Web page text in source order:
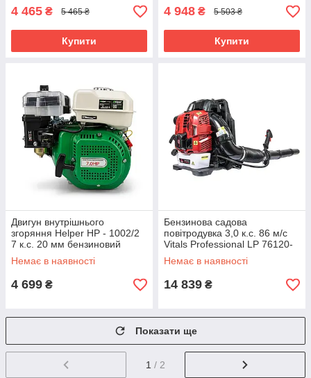
4 465 ₴ 5 465 ₴
Купити
4 948 ₴ 5 503 ₴
Купити
Двигун внутрішнього
згоряння Helper HP - 1002/2
7 к.с. 20 мм бензиновий
двигун для техніки мотор
бензиновий
Немає в наявності
4 699 ₴
Бензинова садова
повітродувка 3,0 к.с. 86 м/с
Vitals Professional LP 76120-
4t чотиритактна повітродувка
Немає в наявності
14 839 ₴
Показати ще
1 / 2